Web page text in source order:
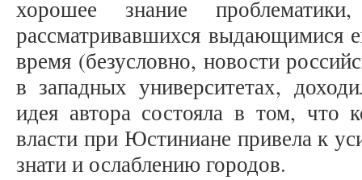
хорошее знание
рассматривавшихся выдающимися
время (безусловно, новости
в западных университетах,
идея автора состояла в том, что
власти при Юстиниане привела к
знати и ослаблению городов.